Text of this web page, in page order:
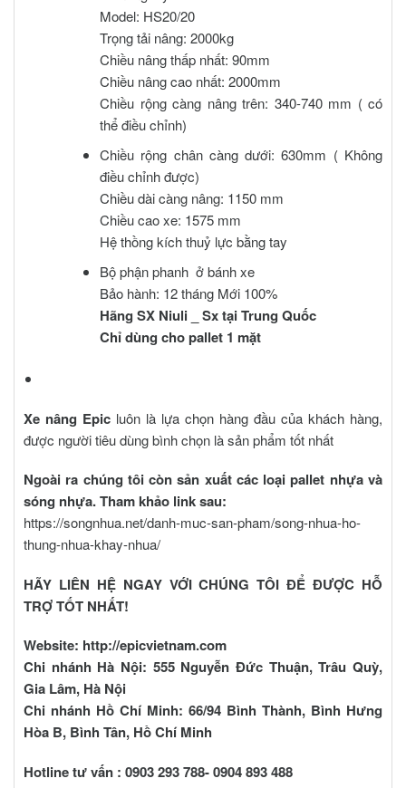
Model: HS20/20
Trọng tải nâng: 2000kg
Chiều nâng thấp nhất: 90mm
Chiều nâng cao nhất: 2000mm
Chiều rộng càng nâng trên: 340-740 mm ( có
thể điều chỉnh)
Chiều rộng chân càng dưới: 630mm ( Không
điều chỉnh được)
Chiều dài càng nâng: 1150 mm
Chiều cao xe: 1575 mm
Hệ thồng kích thuỷ lực bằng tay
Bộ phận phanh ở bánh xe
Bảo hành: 12 tháng Mới 100%
Hãng SX Niuli _ Sx tại Trung Quốc
Chỉ dùng cho pallet 1 mặt
Xe nâng Epic luôn là lựa chọn hàng đầu của khách hàng,
được người tiêu dùng bình chọn là sản phẩm tốt nhất
Ngoài ra chúng tôi còn sản xuất các loại pallet nhựa và
sóng nhựa. Tham khảo link sau:
https://songnhua.net/danh-muc-san-pham/song-nhua-ho-
thung-nhua-khay-nhua/
HÃY LIÊN HỆ NGAY VỚI CHÚNG TÔI ĐỂ ĐƯỢC HỖ
TRỢ TỐT NHẤT!
Website: http://epicvietnam.com
Chi nhánh Hà Nội: 555 Nguyễn Đức Thuận, Trâu Quỳ,
Gia Lâm, Hà Nội
Chi nhánh Hồ Chí Minh: 66/94 Bình Thành, Bình Hưng
Hòa B, Bình Tân, Hồ Chí Minh
Hotline tư vấn : 0903 293 788- 0904 893 488